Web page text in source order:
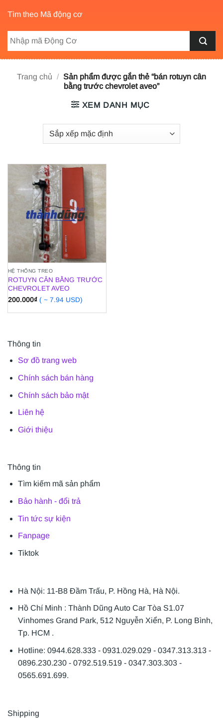
Tìm theo Mã động cơ
Trang chủ / Sản phẩm được gắn thẻ “bán rotuyn cân
bằng trước chevrolet aveo”
XEM DANH MỤC
HỆ THỐNG TREO
ROTUYN CÂN BẰNG TRƯỚC
CHEVROLET AVEO
200.000₫ ( ~ 7.94 USD)
Thông tin
Sơ đồ trang web
Chính sách bán hàng
Chính sách bảo mật
Liên hệ
Giới thiệu
Thông tin
Tìm kiếm mã sản phẩm
Bảo hành - đổi trả
Tin tức sự kiện
Fanpage
Tiktok
Hà Nội: 11-B8 Đầm Trấu, P. Hồng Hà, Hà Nội.
Hồ Chí Minh : Thành Dũng Auto Car Tòa S1.07
Vinhomes Grand Park, 512 Nguyễn Xiển, P. Long Bình,
Tp. HCM .
Hotline: 0944.628.333 - 0931.029.029 - 0347.313.313 -
0896.230.230 - 0792.519.519 - 0347.303.303 -
0565.691.699.
Shipping